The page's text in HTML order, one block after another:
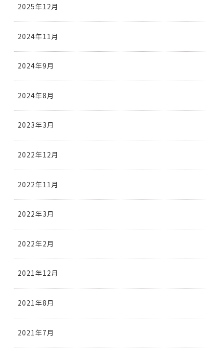
2025年12月
2024年11月
2024年9月
2024年8月
2023年3月
2022年12月
2022年11月
2022年3月
2022年2月
2021年12月
2021年8月
2021年7月